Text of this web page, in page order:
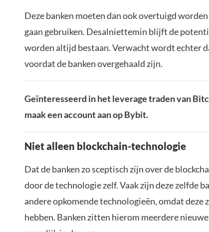
Deze banken moeten dan ook overtuigd
gaan gebruiken. Desalniettemin blijft de
worden altijd bestaan. Verwacht wordt echter
voordat de banken overgehaald zijn.
Geïnteresseerd in het leverage traden van
maak een account aan op Bybit.
Niet alleen blockchain-technologie
Dat de banken zo sceptisch zijn over de
door de technologie zelf. Vaak zijn deze zelfde
andere opkomende technologieën, omdat deze
hebben. Banken zitten hierom meerdere